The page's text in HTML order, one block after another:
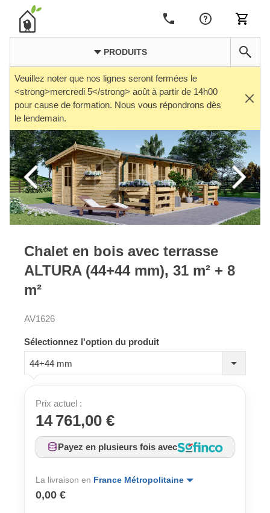
PRODUITS
Veuillez noter que nos lignes seront fermées le
<strong>mercredi 5</strong> août à partir de 14h00
pour cause de formation. Nous vous répondrons dès
le lendemain.
Chalet en bois avec terrasse
ALTURA (44+44 mm), 31 m² + 8
m²
AV1626
Sélectionnez l'option du produit
44+44 mm
Prix actuel :
14 761,00 €
Payez en plusieurs fois avec
La livraison en France Métropolitaine
0,00 €